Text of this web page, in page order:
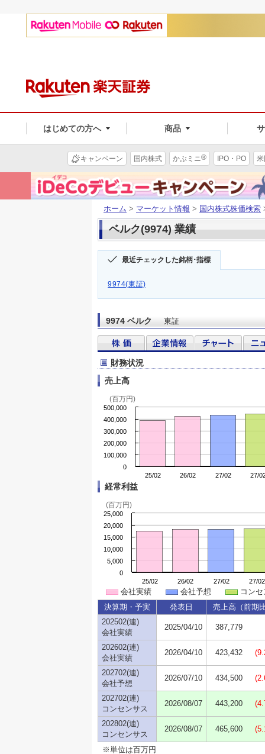
はじめての方へ 商品
キャンペーン 国内株式 かぶミニ® IPO・PO
ホーム > マーケット情報 > 国内株式株価検索
ベルク(9974) 業績
最近チェックした銘柄･指標
9974(東証)
9974 ベルク 東証